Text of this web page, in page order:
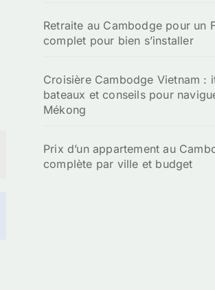
Retraite au Cambodge pour un
complet pour bien s’installer
Croisière Cambodge Vietnam :
bateaux et conseils pour
Mékong
Prix d’un appartement au
complète par ville et budget